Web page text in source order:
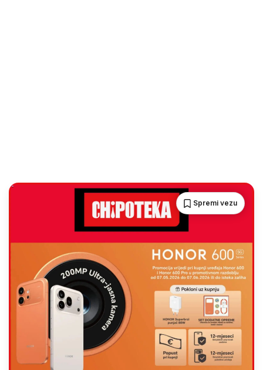
Spremi vezu